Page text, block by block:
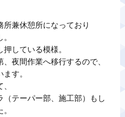
兼休憩所になっており
している模様。
夜間作業へ移行するので、
す。
（テーパー部、施工部）もし